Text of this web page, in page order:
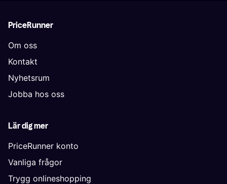
PriceRunner
Om oss
Kontakt
Nyhetsrum
Jobba hos oss
Lär dig mer
PriceRunner konto
Vanliga frågor
Trygg onlineshopping